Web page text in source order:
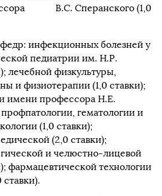
В.С. Сперанского (1,0
инфекционных болезней у
педиатрии им. Н.Р.
лечебной физкультуры,
и физиотерапии (1,0 ставки);
имени профессора Н.Е.
гематологии и
(1,0 ставки);
(2,0 ставки);
и челюстно-лицевой
фармацевтической технологии
ставки).